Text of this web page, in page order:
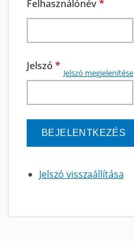
Felhasználónév*
Jelszó *
Jelszó megjelenítése
Jelszó visszaállítása